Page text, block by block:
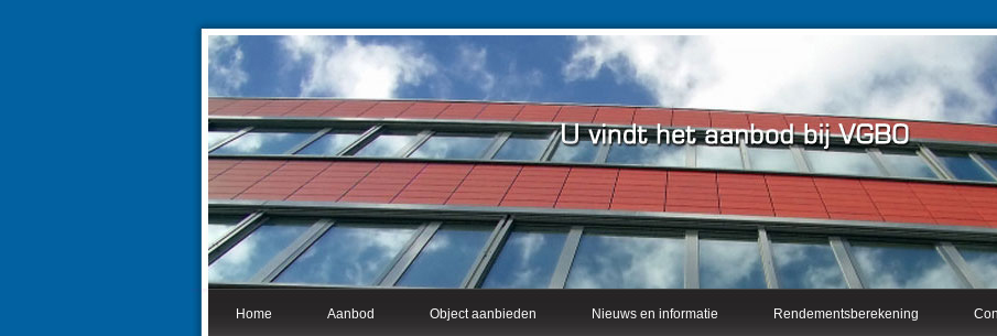
Home Aanbod Object aanbieden Nieuws en informatie Rendementsberekening